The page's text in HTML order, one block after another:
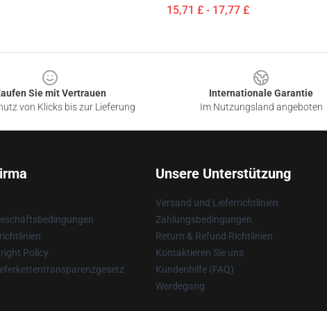
15,71 £ - 17,77 £
Sie mit Vertrauen
von Klicks bis zur Lieferung
Internationale Garantie
Im Nutzungsland angeboten
Policy
Unsere Unterstützung
Versand und Lieferrichtlinien
Zahlungsbedingungen
Return & Refund Richtlinien
Kontaktieren Sie uns
Kundenhilfe (FAQ)
Werdegang